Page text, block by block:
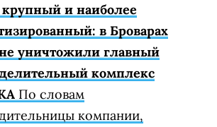
и наиболее
в Броварах
уничтожили главный
комплекс
По словам
компании,